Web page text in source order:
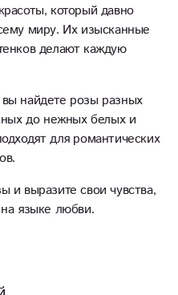
который давно
миру. Их изысканные
делают каждую
найдете розы разных
до нежных белых и
для романтических
и выразите свои чувства,
языке любви.